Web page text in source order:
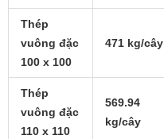
Thép
vuông đặc
100 x 100
471 kg/cây
Thép
vuông đặc
110 x 110
569.94
kg/cây